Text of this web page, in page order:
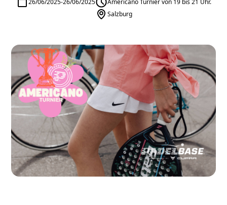
26/06/2025-26/06/2025
Americano Turnier von 19 bis 21 Uhr.
Salzburg